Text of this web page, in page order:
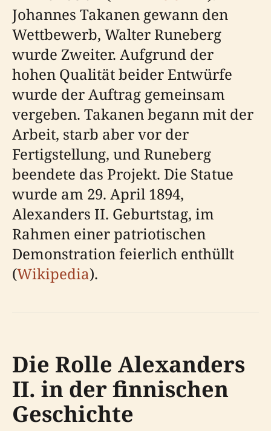
Johannes Takanen gewann den
Wettbewerb, Walter Runeberg
wurde Zweiter. Aufgrund der
hohen Qualität beider Entwürfe
wurde der Auftrag gemeinsam
vergeben. Takanen begann mit der
Arbeit, starb aber vor der
Fertigstellung, und Runeberg
beendete das Projekt. Die Statue
wurde am 29. April 1894,
Alexanders II. Geburtstag, im
Rahmen einer patriotischen
Demonstration feierlich enthüllt
(Wikipedia).
Die Rolle Alexanders
II. in der finnischen
Geschichte